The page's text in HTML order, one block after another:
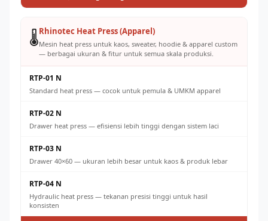
🌡️Rhinotec Heat Press (Apparel)
Mesin heat press untuk kaos, sweater, hoodie & apparel custom
— berbagai ukuran & fitur untuk semua skala produksi.
RTP-01 N
Standard heat press — cocok untuk pemula & UMKM apparel
RTP-02 N
Drawer heat press — efisiensi lebih tinggi dengan sistem laci
RTP-03 N
Drawer 40×60 — ukuran lebih besar untuk kaos & produk lebar
RTP-04 N
Hydraulic heat press — tekanan presisi tinggi untuk hasil
konsisten